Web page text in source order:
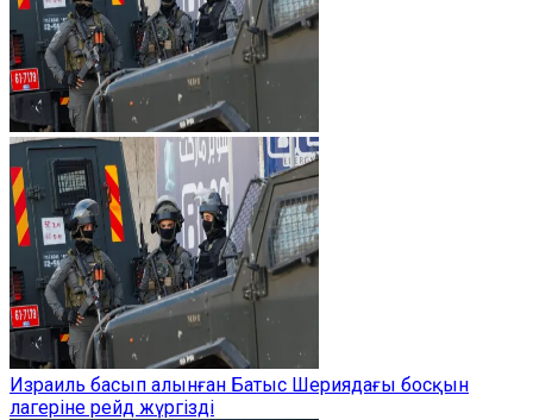
Израиль басып алынған Батыс Шериядағы босқын
лагеріне рейд жүргізді